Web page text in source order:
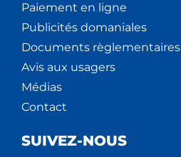
Paiement en ligne
Publicités domaniales
Documents règlementaires
Avis aux usagers
Médias
Contact
SUIVEZ-NOUS